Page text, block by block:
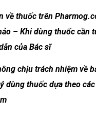
về thuốc trên
– Khi dùng thuốc cần
của Bác sĩ
chịu trách nhiệm về
dùng thuốc dựa theo